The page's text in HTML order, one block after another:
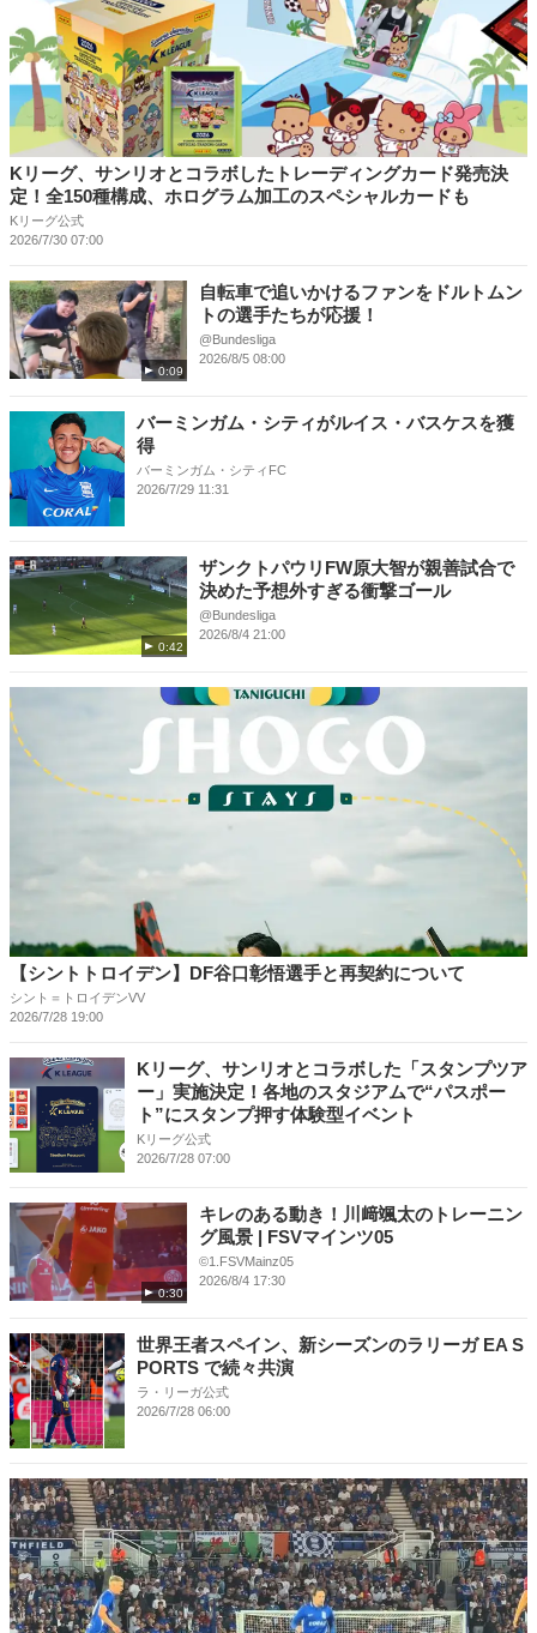
Kリーグ、サンリオとコラボしたトレーディングカード発売決
定！全150種構成、ホログラム加工のスペシャルカードも
Kリーグ公式
2026/7/30 07:00
0:09
自転車で追いかけるファンをドルトムン
トの選手たちが応援！
@Bundesliga
2026/8/5 08:00
バーミンガム・シティがルイス・バスケスを獲
得
バーミンガム・シティFC
2026/7/29 11:31
0:42
ザンクトパウリFW原大智が親善試合で
決めた予想外すぎる衝撃ゴール
@Bundesliga
2026/8/4 21:00
【シントトロイデン】DF谷口彰悟選手と再契約について
シント＝トロイデンVV
2026/7/28 19:00
Kリーグ、サンリオとコラボした「スタンプツア
ー」実施決定！各地のスタジアムで“パスポー
ト”にスタンプ押す体験型イベント
Kリーグ公式
2026/7/28 07:00
0:30
キレのある動き！川﨑颯太のトレーニン
グ風景 | FSVマインツ05
©1.FSVMainz05
2026/8/4 17:30
世界王者スペイン、新シーズンのラリーガ EA S
PORTS で続々共演
ラ・リーガ公式
2026/7/28 06:00